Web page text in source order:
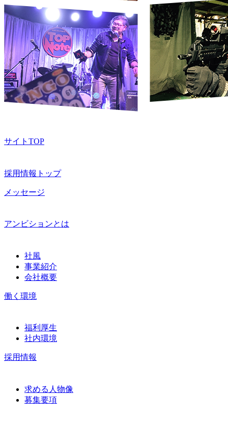
サイトTOP
採用情報トップ
メッセージ
アンビションとは
社風
事業紹介
会社概要
働く環境
福利厚生
社内環境
採用情報
求める人物像
募集要項